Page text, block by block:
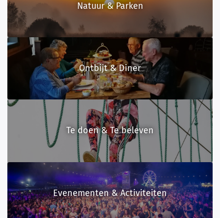
Ontbijt & Diner
Natuur & Parken
Evenementen & Activiteiten
Te doen & Te beleven